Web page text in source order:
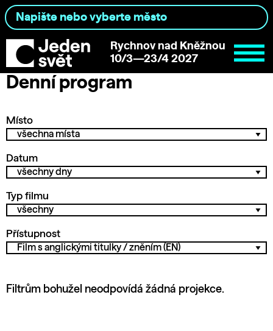
Rychnov nad Kněžnou
10/3—23/4 2027
Denní program
Místo
Datum
Typ filmu
Přístupnost
Filtrům bohužel neodpovídá žádná projekce.